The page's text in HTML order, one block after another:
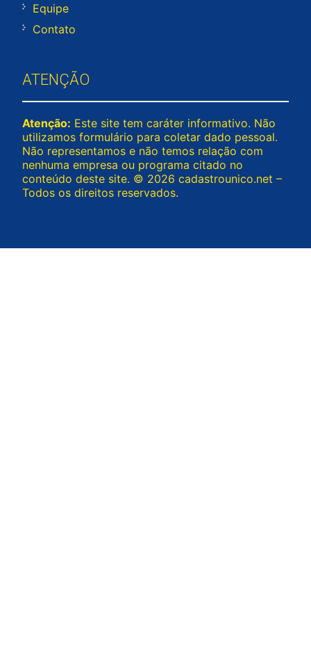
Equipe
Contato
ATENÇÃO
Atenção: Este site tem caráter informativo. Não
utilizamos formulário para coletar dado pessoal.
Não representamos e não temos relação com
nenhuma empresa ou programa citado no
conteúdo deste site. © 2026 cadastrounico.net –
Todos os direitos reservados.